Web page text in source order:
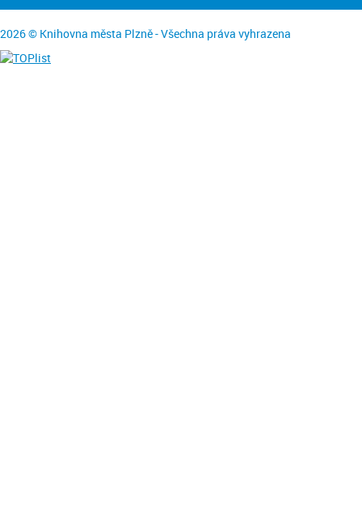
2026 © Knihovna města Plzně - Všechna práva vyhrazena